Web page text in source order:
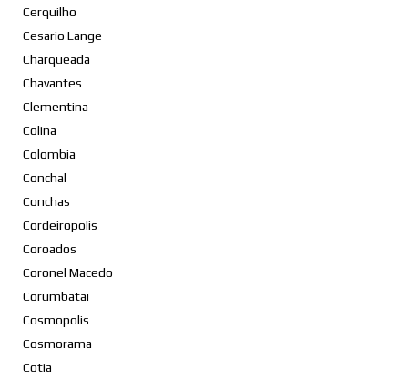
Cerquilho
Cesario Lange
Charqueada
Chavantes
Clementina
Colina
Colombia
Conchal
Conchas
Cordeiropolis
Coroados
Coronel Macedo
Corumbatai
Cosmopolis
Cosmorama
Cotia